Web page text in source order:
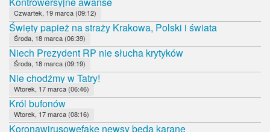
Czwartek, 19 marca (09:12)
Święty papież na straży Krakowa, Polski i świata
Środa, 18 marca (06:39)
Niech Prezydent RP nie słucha krytyków
Środa, 18 marca (09:19)
Nie chodźmy w Tatry!
Wtorek, 17 marca (06:46)
Król bufonów
Wtorek, 17 marca (08:16)
Koronawirusowefake newsy będą karane